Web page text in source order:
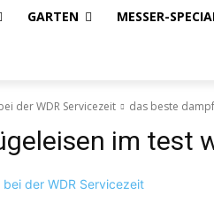
GARTEN MESSER-
der WDR Servicezeit das beste
im test